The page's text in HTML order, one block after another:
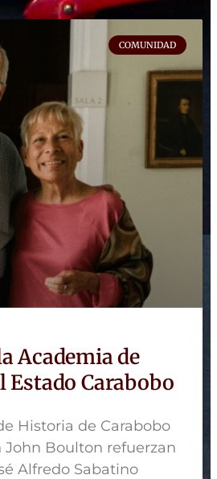
COMUNIDAD
Academia de
Estado Carabobo
Historia de Carabobo
John Boulton refuerzan
Alfredo Sabatino